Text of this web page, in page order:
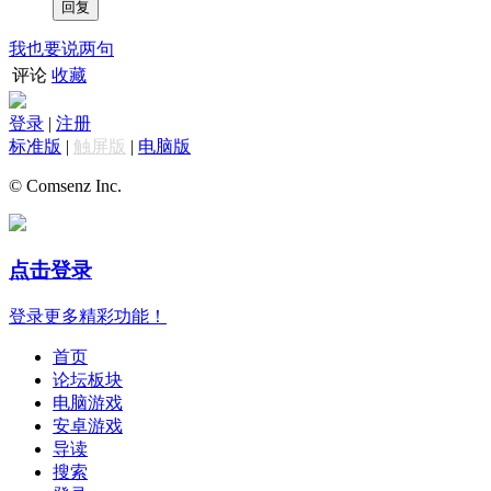
我也要说两句
评论 收藏
登录 | 注册
标准版 | 触屏版 | 电脑版
© Comsenz Inc.
点击登录
登录更多精彩功能！
首页
论坛板块
电脑游戏
安卓游戏
导读
搜索